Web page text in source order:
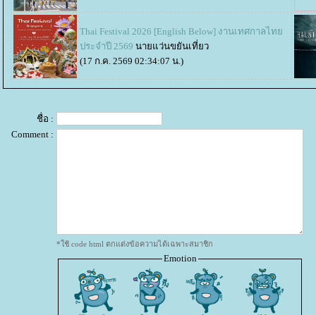
Thai Festival 2026 [English Below] งานเทศกาลไท
ประจำปี 2569 นายแว่นขยันเที่ยว
(17 ก.ค. 2569 02:34:07 น.)
ชื่อ :
Comment :
*ใช้ code html ตกแต่งข้อความได้เฉพาะสมาชิก
Emotion